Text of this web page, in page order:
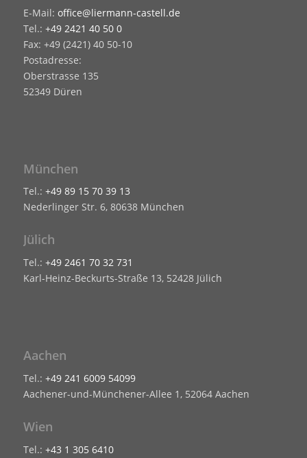
E-Mail: office@liermann-castell.de
Tel.: +49 2421 40 50 0
Fax: +49 (2421) 40 50-10
Postadresse:
Oberstrasse 135
52349 Düren
München
Tel.: +49 89 15 70 39 13
Nederlinger Str. 6, 80638 München
Jülich
Tel.: +49 2461 70 32 731
Karl-Heinz-Beckurts-Straße 13, 52428 Jülich
Aachen
Tel.: +49 241 6009 54099
Aachener-und-Münchener-Allee 1, 52064 Aachen
Wien
Tel.: +43 1 305 6410